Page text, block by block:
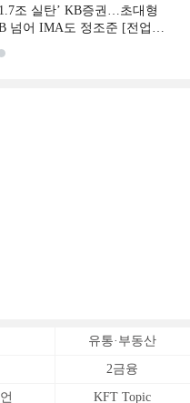
조 실탄’ KB증권…초대형
넘어 IMA도 정조준 [전업계
유통·부동산
2금융
KFT Topic